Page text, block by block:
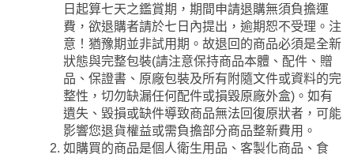
日起算七天之鑑賞期，期間申請退購無須負擔運
費，欲退購者請於七日內提出，逾期恕不受理。注
意！猶豫期並非試用期。故退回的商品必須是全新
狀態與完整包裝(請注意保持商品本體、配件、贈
品、保證書、原廠包裝及所有附隨文件或資料的完
整性，切勿缺漏任何配件或損毀原廠外盒)。如有
遺失、毀損或缺件導致商品無法回復原狀者，可能
影響您退貨權益或需負擔部分商品整新費用。
如購買的商品是個人衛生用品、客製化商品、食